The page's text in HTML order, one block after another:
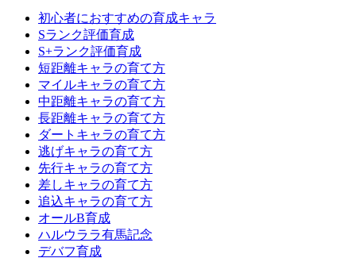
初心者におすすめの育成キャラ
Sランク評価育成
S+ランク評価育成
短距離キャラの育て方
マイルキャラの育て方
中距離キャラの育て方
長距離キャラの育て方
ダートキャラの育て方
逃げキャラの育て方
先行キャラの育て方
差しキャラの育て方
追込キャラの育て方
オールB育成
ハルウララ有馬記念
デバフ育成